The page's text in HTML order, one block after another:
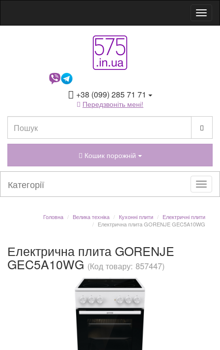
+38 (099) 285 71 71
Передзвоніть мені!
Кошик порожній
Категорії
Головна Велика техніка Кухонні плити
Електричні плити
Електрична плита GORENJE GEC5A10WG
Електрична плита GORENJE
GEC5A10WG (Код товару: 857447)